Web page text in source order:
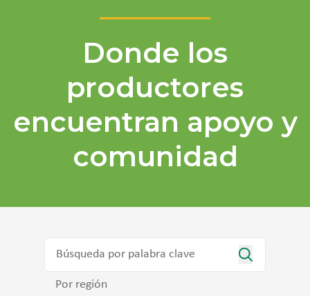
Donde los
productores
encuentran apoyo y
comunidad
Por región